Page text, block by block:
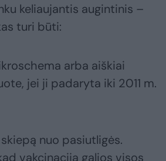
keliaujantis augintinis –
turi būti:
arba aiškiai
jei ji padaryta iki 2011 m.
nuo pasiutligės.
vakcinacija galios visos